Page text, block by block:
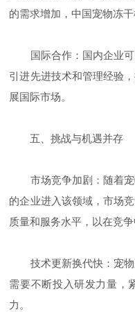
的需求增加，中国宠物冻干
国际合作：国内企业可
引进先进技术和管理经验
展国际市场。
五、挑战与机遇并存
市场竞争加剧：随着宠
的企业进入该领域，市场
质量和服务水平，以在竞争
技术更新换代快：宠物
需要不断投入研发力量，
力。